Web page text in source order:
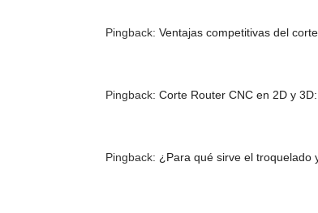
Pingback: Ventajas competitivas del
Pingback: Corte Router CNC en 2D y
Pingback: ¿Para qué sirve el troquelado